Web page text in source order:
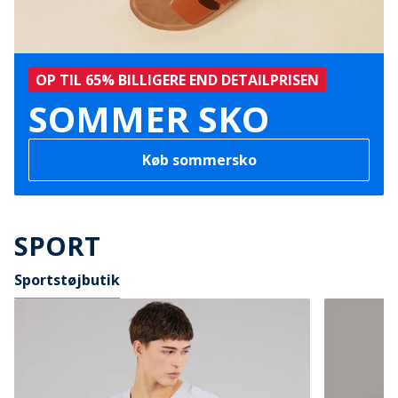
OP TIL 65% BILLIGERE END DETAILPRISEN
SOMMER SKO
Køb sommersko
SPORT
Sportstøjbutik